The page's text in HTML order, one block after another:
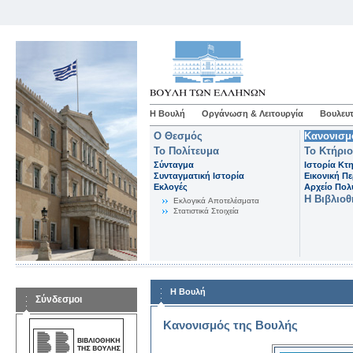
Η Βουλή Οργάνωση & Λειτουργία
Ο Θεσμός
Το Πολίτευμα
Σύνταγμα
Συνταγματική Ιστορία
Εκλογές
Eκλογικά Aποτελέσματα
Στατιστικά Στοιχεία
Το Κτήριο
Ιστορία
Εικονική
Αρχείο
Η
Σύνδεσμοι
Η Βουλή
Κανονισμός της Βουλής